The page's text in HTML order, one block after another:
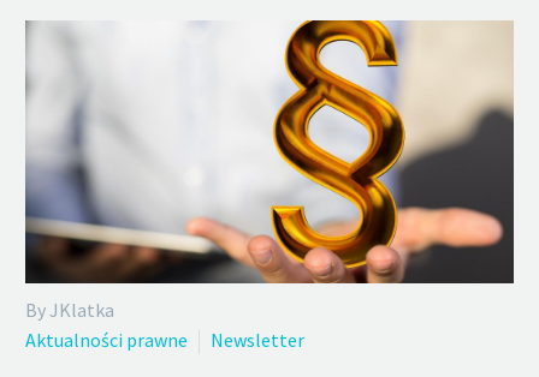
By JKlatka
Aktualności prawne
Newsletter